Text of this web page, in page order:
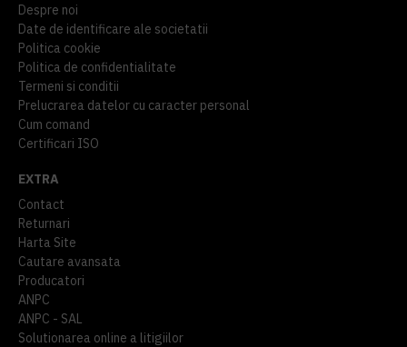
Despre noi
Date de identificare ale societatii
Politica cookie
Politica de confidentialitate
Termeni si conditii
Prelucrarea datelor cu caracter personal
Cum comand
Certificari ISO
EXTRA
Contact
Returnari
Harta Site
Cautare avansata
Producatori
ANPC
ANPC - SAL
Solutionarea online a litigiilor